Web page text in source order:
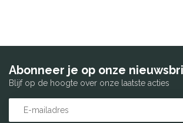
Abonneer je op onze
Blijf op de hoogte over onze laatste acties